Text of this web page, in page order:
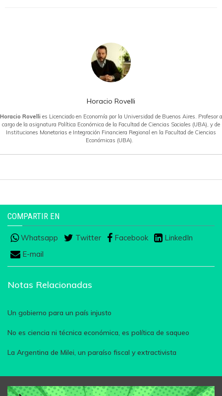
Horacio Rovelli
Horacio Rovelli es Licenciado en Economía por la Universidad de Buenos Aires. Profesor a
cargo de la asignatura Política Económica de la Facultad de Ciencias Sociales (UBA), y de
Instituciones Monetarias e Integración Financiera Regional en la Facultad de Ciencias
Económicas (UBA).
COMPARTIR EN
Whatsapp Twitter Facebook
LinkedIn
E-mail
Notas Relacionadas
Un gobierno para un país injusto
No es ciencia ni técnica económica, es política de saqueo
La Argentina de Milei, un paraíso fiscal y extractivista